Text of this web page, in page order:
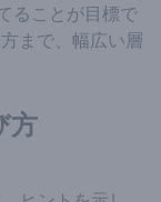
ることが目標で
まで、幅広い層
方